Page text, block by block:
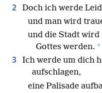
2 Doch ich werde
und man wird
und die Stadt
Gottes werden. +
3
Ich werde um dich
aufschlagen,
eine Palisade